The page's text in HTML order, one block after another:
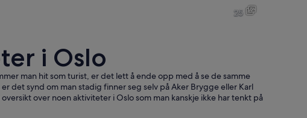
Oslo Oslo
25
i Oslo
man hit som turist, er det lett å ende opp med å se de samme
det synd om man stadig finner seg selv på Aker Brygge eller Karl
over noen aktiviteter i Oslo som man kanskje ikke har tenkt på